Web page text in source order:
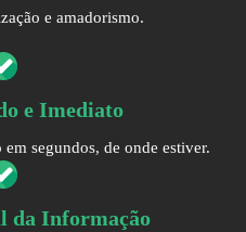
e amadorismo.
e Imediato
segundos, de onde estiver.
da Informação